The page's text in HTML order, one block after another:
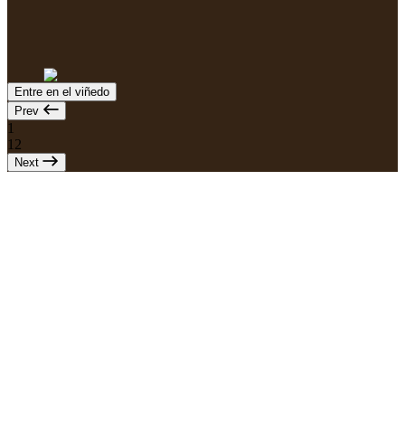
Entre en el viñedo
Prev
1
12
Next